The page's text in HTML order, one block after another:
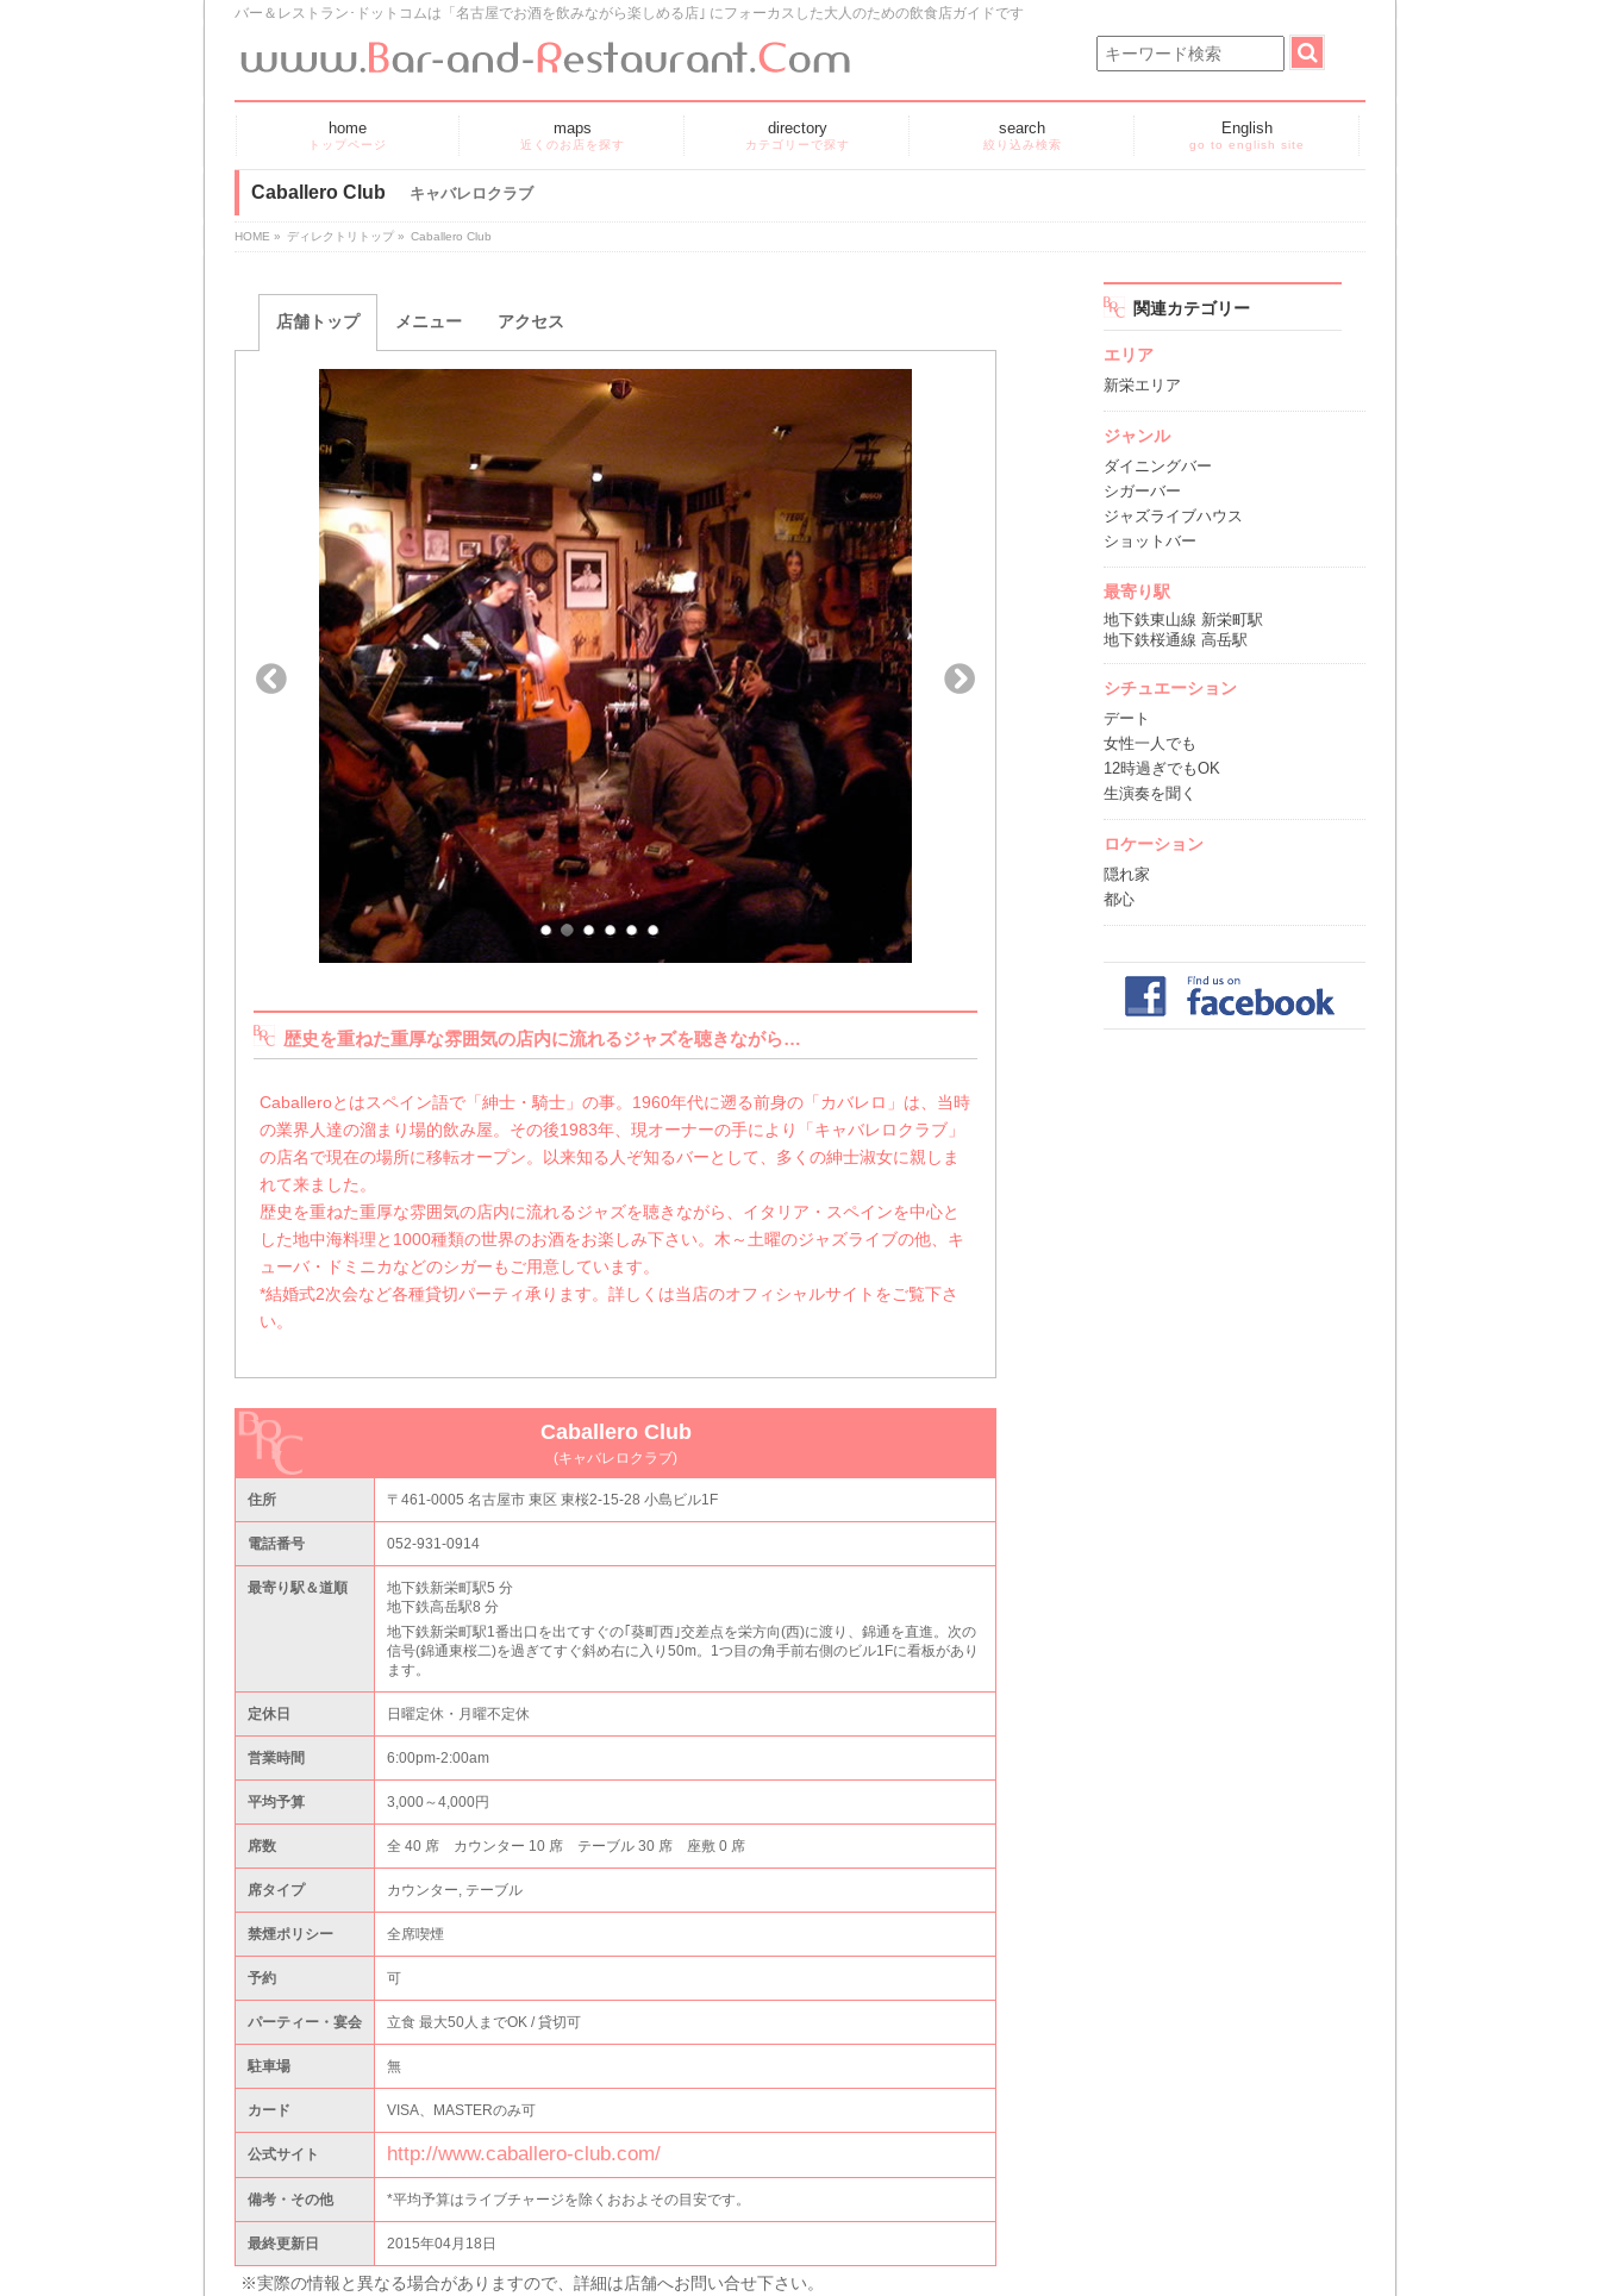
バー＆レストラン･ドットコムは「名古屋でお酒を飲みながら楽しめる店｣ にフォーカスした大人のための飲食店ガイドです
home
トップページ
maps
近くのお店を探す
directory
カテゴリーで探す
search
絞り込み検索
English
go to english site
Caballero Club キャバレロクラブ
HOME » ディレクトリトップ » Caballero Club
店舗トップ メニュー アクセス
歴史を重ねた重厚な雰囲気の店内に流れるジャズを聴きながら…
Caballeroとはスペイン語で「紳士・騎士」の事。1960年代に遡る前身の「カバレロ」は、当時
の業界人達の溜まり場的飲み屋。その後1983年、現オーナーの手により「キャバレロクラブ」
の店名で現在の場所に移転オープン。以来知る人ぞ知るバーとして、多くの紳士淑女に親しま
れて来ました。
歴史を重ねた重厚な雰囲気の店内に流れるジャズを聴きながら、イタリア・スペインを中心と
した地中海料理と1000種類の世界のお酒をお楽しみ下さい。木～土曜のジャズライブの他、キ
ューバ・ドミニカなどのシガーもご用意しています。
*結婚式2次会など各種貸切パーティ承ります。詳しくは当店のオフィシャルサイトをご覧下さ
い。
Caballero Club
(キャバレロクラブ)
住所 〒461-0005 名古屋市 東区 東桜2-15-28 小島ビル1F
電話番号 052-931-0914
最寄り駅＆道順
地下鉄新栄町駅5 分
地下鉄高岳駅8 分
地下鉄新栄町駅1番出口を出てすぐの｢葵町西｣交差点を栄方向(西)に渡り、錦通を直進。次の
信号(錦通東桜二)を過ぎてすぐ斜め右に入り50m。1つ目の角手前右側のビル1Fに看板があり
ます。
定休日 日曜定休・月曜不定休
営業時間 6:00pm-2:00am
平均予算 3,000～4,000円
席数 全 40 席 カウンター 10 席 テーブル 30 席 座敷 0 席
席タイプ カウンター, テーブル
禁煙ポリシー 全席喫煙
予約 可
パーティー・宴会 立食 最大50人までOK / 貸切可
駐車場 無
カード VISA、MASTERのみ可
公式サイト http://www.caballero-club.com/
備考・その他 *平均予算はライブチャージを除くおおよその目安です。
最終更新日 2015年04月18日
※実際の情報と異なる場合がありますので、詳細は店舗へお問い合せ下さい。
関連カテゴリー
エリア
新栄エリア
ジャンル
ダイニングバー
シガーバー
ジャズライブハウス
ショットバー
最寄り駅
地下鉄東山線 新栄町駅
地下鉄桜通線 高岳駅
シチュエーション
デート
女性一人でも
12時過ぎでもOK
生演奏を聞く
ロケーション
隠れ家
都心